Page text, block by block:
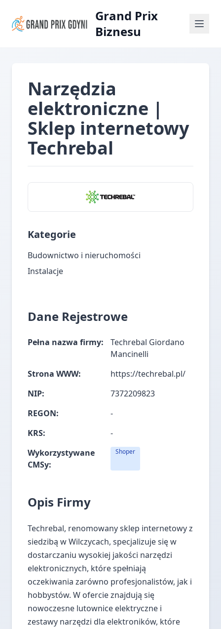
Grand Prix
Biznesu
Narzędzia
elektroniczne |
Sklep internetowy
Techrebal
Kategorie
Budownictwo i nieruchomości
Instalacje
Dane Rejestrowe
Pełna nazwa firmy:
Techrebal Giordano
Mancinelli
Strona WWW:
https://techrebal.pl/
NIP:
7372209823
REGON:
-
KRS:
-
Wykorzystywane
CMSy:
Shoper
Opis Firmy
Techrebal, renomowany sklep internetowy z
siedzibą w Wilczycach, specjalizuje się w
dostarczaniu wysokiej jakości narzędzi
elektronicznych, które spełniają
oczekiwania zarówno profesjonalistów, jak i
hobbystów. W ofercie znajdują się
nowoczesne lutownice elektryczne i
zestawy narzędzi dla elektroników, które